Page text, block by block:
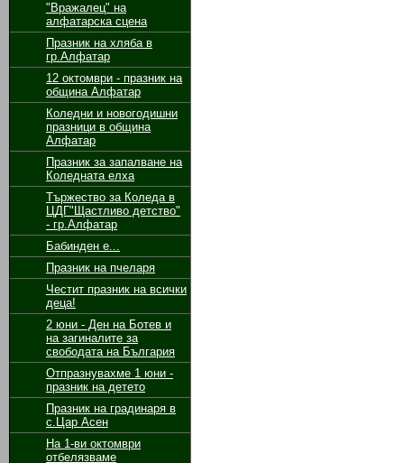
"Вражалец" на
алфатарска сцена
Празник на хляба в
гр.Алфатар
12 октомври - празник на
община Алфатар
Коледни и новогодишни
празници в община
Алфатар
Празник за запалване на
Коледната елха
Тържество за Коледа в
ЦДГ"Щастливо детство"
- гр.Алфатар
Бабинден е...
Празник на пчеларя
Честит празник на всички
деца!
2 юни - Ден на Ботев и
на загиналите за
свободата на България
Отпразнувахме 1 юни -
празник на детето
Празник на градинаря в
с.Цар Асен
На 1-ви октомври
отбелязваме